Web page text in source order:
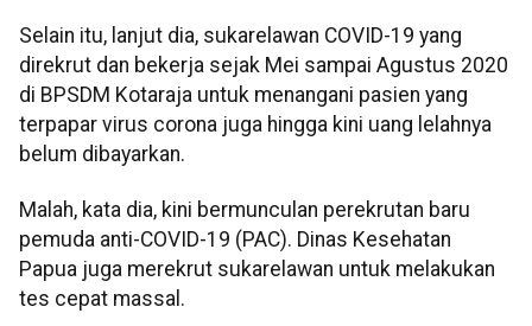
Selain itu, lanjut dia, sukarelawan COVID-19 yang
direkrut dan bekerja sejak Mei sampai Agustus 2020
di BPSDM Kotaraja untuk menangani pasien yang
terpapar virus corona juga hingga kini uang lelahnya
belum dibayarkan.
Malah, kata dia, kini bermunculan perekrutan baru
pemuda anti-COVID-19 (PAC). Dinas Kesehatan
Papua juga merekrut sukarelawan untuk melakukan
tes cepat massal.